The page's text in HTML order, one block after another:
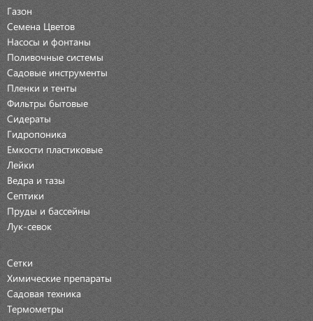
Газон
Семена Цветов
Насосы и фонтаны
Поливочные системы
Садовые инструменты
Пленки и тенты
Фильтры бытовые
Сидераты
Гидропоника
Емкости пластиковые
Лейки
Ведра и тазы
Септики
Пруды и бассейны
Лук-севок
Сетки
Химические препараты
Садовая техника
Термометры